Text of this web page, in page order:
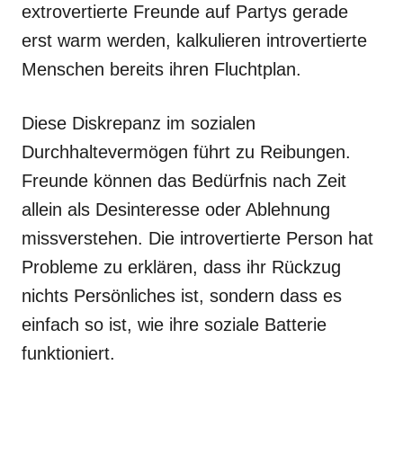
extrovertierte Freunde auf Partys gerade
erst warm werden, kalkulieren introvertierte
Menschen bereits ihren Fluchtplan.
Diese Diskrepanz im sozialen
Durchhaltevermögen führt zu Reibungen.
Freunde können das Bedürfnis nach Zeit
allein als Desinteresse oder Ablehnung
missverstehen. Die introvertierte Person hat
Probleme zu erklären, dass ihr Rückzug
nichts Persönliches ist, sondern dass es
einfach so ist, wie ihre soziale Batterie
funktioniert.